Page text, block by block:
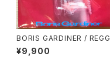
BORIS GARDINER / REGGAE
HAPPENING
¥9,900